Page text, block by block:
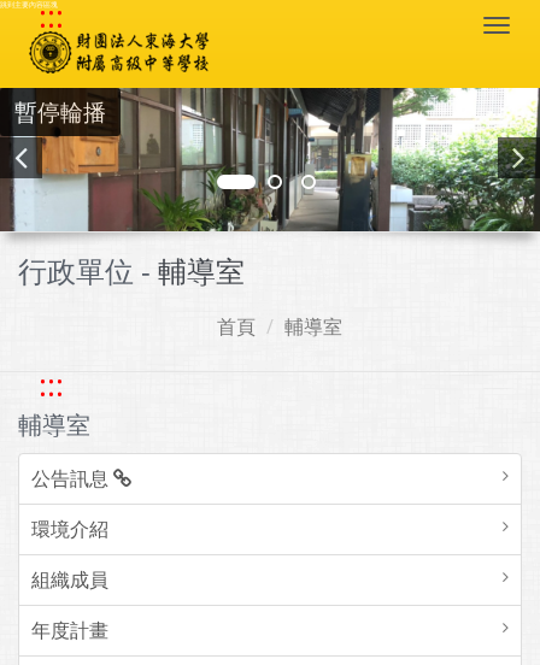
跳到主要內容區塊
:::
暫停輪播
行政單位 - 輔導室
首頁 輔導室
:::
輔導室
公告訊息
環境介紹
組織成員
年度計畫